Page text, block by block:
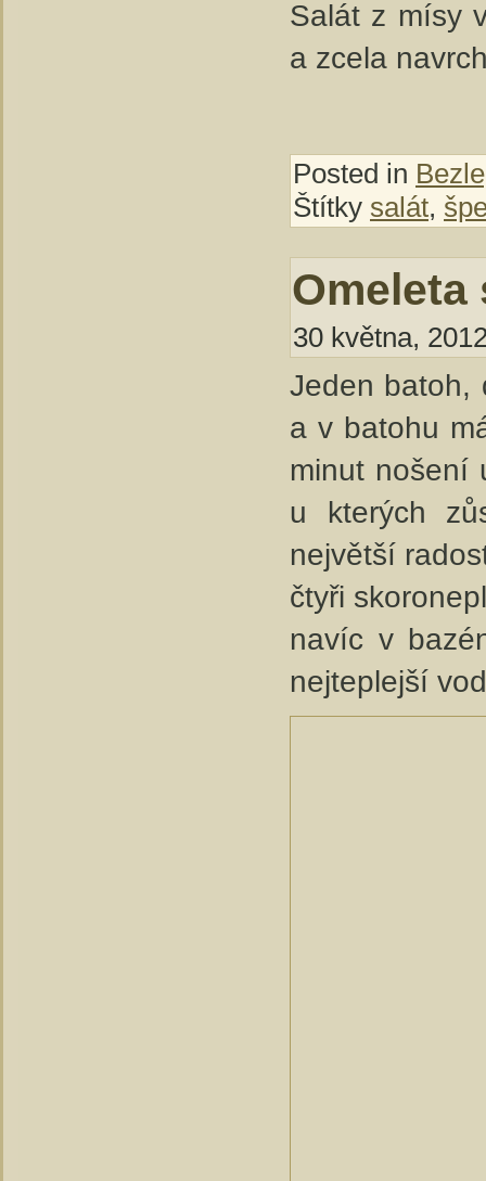
Salát z mísy
a zcela
Posted in
Štítky salát,
Omeleta
30 května,
Jeden batoh,
a v batohu
minut nošení
u kterých
největší
čtyři
navíc v
nejteplejší